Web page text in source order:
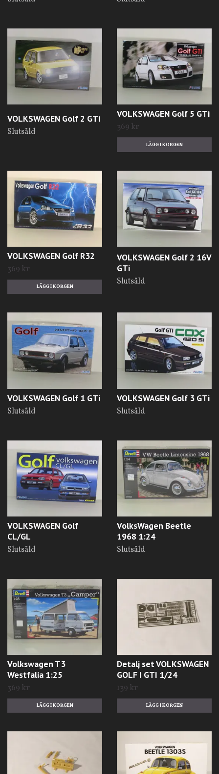
VOLKSWAGEN Golf 2 GTi
Slutsåld
VOLKSWAGEN Golf 5 GTi
369 kr
VOLKSWAGEN Golf R32
369 kr
VOLKSWAGEN Golf 2 16V
GTi
Slutsåld
VOLKSWAGEN Golf 1 GTi
Slutsåld
VOLKSWAGEN Golf 3 GTi
Slutsåld
VOLKSWAGEN Golf
CL/GL
Slutsåld
VolksWagen Beetle
1968 1:24
Slutsåld
Volkswagen T3
Westfalia 1:25
369 kr
Detalj set VOLKSWAGEN
GOLF I GTI 1/24
139 kr